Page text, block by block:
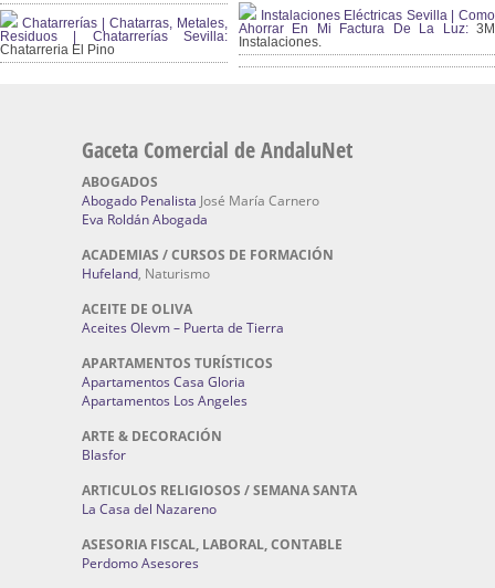
Chatarrerías | Chatarras, Metales,
Residuos | Chatarrerías Sevilla:
Chatarreria El Pino
Instalaciones Eléctricas Sevilla | Como
Ahorrar En Mi Factura De La Luz:3M
Instalaciones.
Gaceta Comercial de AndaluNet
ABOGADOS
Abogado Penalista José María Carnero
Eva Roldán Abogada
ACADEMIAS / CURSOS DE FORMACIÓN
Hufeland, Naturismo
ACEITE DE OLIVA
Aceites Olevm – Puerta de Tierra
APARTAMENTOS TURÍSTICOS
Apartamentos Casa Gloria
Apartamentos Los Angeles
ARTE & DECORACIÓN
Blasfor
ARTICULOS RELIGIOSOS / SEMANA SANTA
La Casa del Nazareno
ASESORIA FISCAL, LABORAL, CONTABLE
Perdomo Asesores